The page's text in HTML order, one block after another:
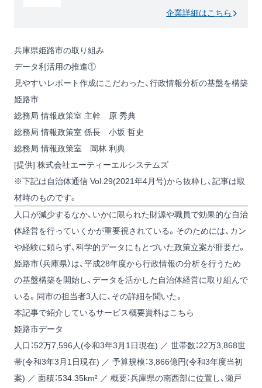
企業詳細はこちら
兵庫県姫路市の取り組み
データ利活用の推進①
見やすいレポート作成にこだわった、行政情報分析の基盤を構築
姫路市
総務局 情報政策室 主幹 原 秀典
総務局 情報政策室 係長 小坂 哲史
総務局 情報政策室 岡林 利典
[提供] 株式会社エーティーエルシステムズ
※下記は自治体通信 Vol.29(2021年4月号)から抜粋し、記事は取
材時のものです。
人口が減少するなか、いかに限られた財源や職員で効果的な自治
体経営を行っていくかが重要視されている。そのためには、カン
や経験に頼らず、科学的データにもとづいた政策立案が肝要だ。
姫路市（兵庫県）は、平成28年度から行政情報の分析を行うため
の基盤構築を開始し、データを活かした自治体経営に取り組んで
いる。同市の担当者3人に、その詳細を聞いた。
本記事で紹介しているサービス概要資料はこちら
姫路市データ
人口：52万7,596人(令和3年3月1日現在) ／ 世帯数：22万3,868世
帯(令和3年3月1日現在) ／ 予算規模：3,866億円(令和3年度当初
案) ／ 面積：534.35km² ／ 概要：兵庫県の南西部に位置し、瀬戸